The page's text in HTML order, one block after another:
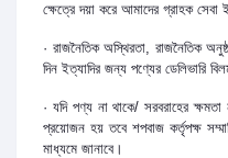
ক্ষেত্রে দয়া করে আমাদের গ্রাহক
· রাজনৈতিক অস্থিরতা, রাজনৈতিক
দিন ইত্যাদির জন্য পণ্যের ডেলিভারি
· যদি পণ্য না থাকে/ সরবরাহের
প্রয়োজন হয় তবে শপবাজ কর্তৃপক্ষ
মাধ্যমে জানাবে।